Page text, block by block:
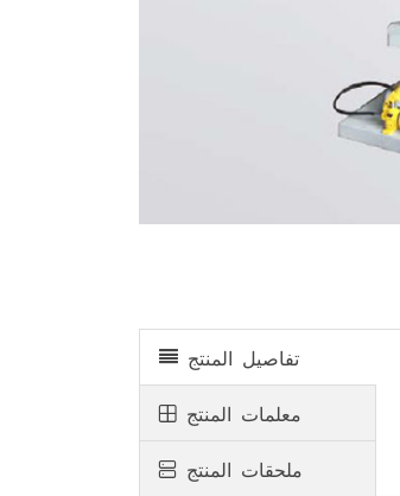
تفاصيل المنتج
معلمات المنتج
ملحقات المنتج